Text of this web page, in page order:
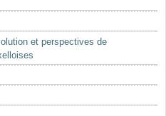
et perspectives de